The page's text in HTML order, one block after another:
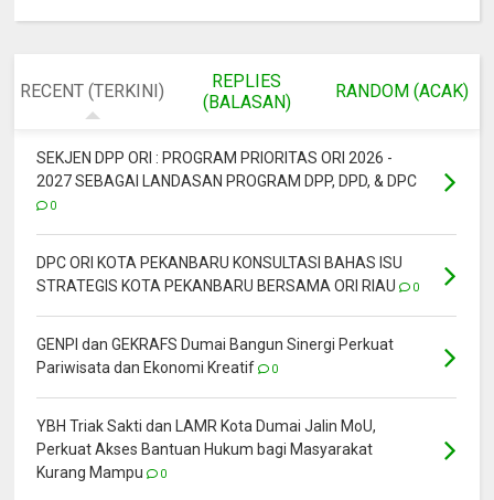
RECENT (TERKINI)
REPLIES
(BALASAN)
RANDOM (ACAK)
SEKJEN DPP ORI : PROGRAM PRIORITAS ORI 2026 -
2027 SEBAGAI LANDASAN PROGRAM DPP, DPD, & DPC
0
DPC ORI KOTA PEKANBARU KONSULTASI BAHAS ISU
STRATEGIS KOTA PEKANBARU BERSAMA ORI RIAU
0
GENPI dan GEKRAFS Dumai Bangun Sinergi Perkuat
Pariwisata dan Ekonomi Kreatif
0
YBH Triak Sakti dan LAMR Kota Dumai Jalin MoU,
Perkuat Akses Bantuan Hukum bagi Masyarakat
Kurang Mampu
0